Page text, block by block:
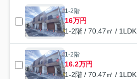
1-2階
16万円
1-2階 / 70.47㎡ / 1LDK
1-2階
16.2万円
1-2階 / 70.47㎡ / 1LDK